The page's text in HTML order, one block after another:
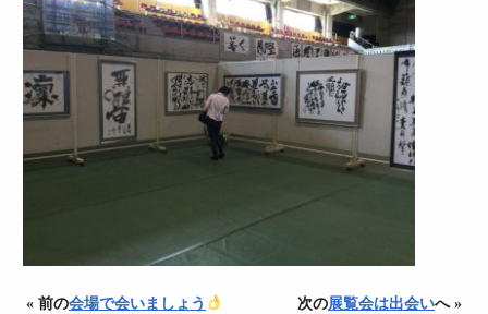
« 前の会場で会いましょう
次の展覧会は出会いへ »